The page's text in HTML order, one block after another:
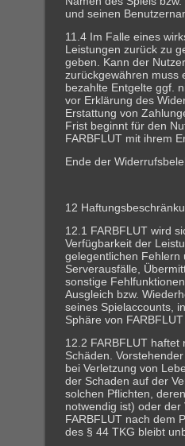
und seinen
11.4 Im Falle eines
Leistungen zurück zu
geben. Kann der
zurückgewähren muss
bezahlte Entgelte ggf.
vor Erklärung des
Erstattung von
Frist beginnt für den
FARBFLUT mit ihrem
Ende der
12
12.1 FARBFLUT wird
Verfügbarkeit der
gelegentlichen Fehlern
Serverausfälle,
sonstige
Ausgleich bzw.
seines Spielaccounts,
Sphäre von
12.2 FARBFLUT
Schäden.
bei Verletzung von
der Schaden auf der
solchen Pflichten,
notwendig ist) oder
FARBFLUT nach dem
des § 44 TKG bleibt